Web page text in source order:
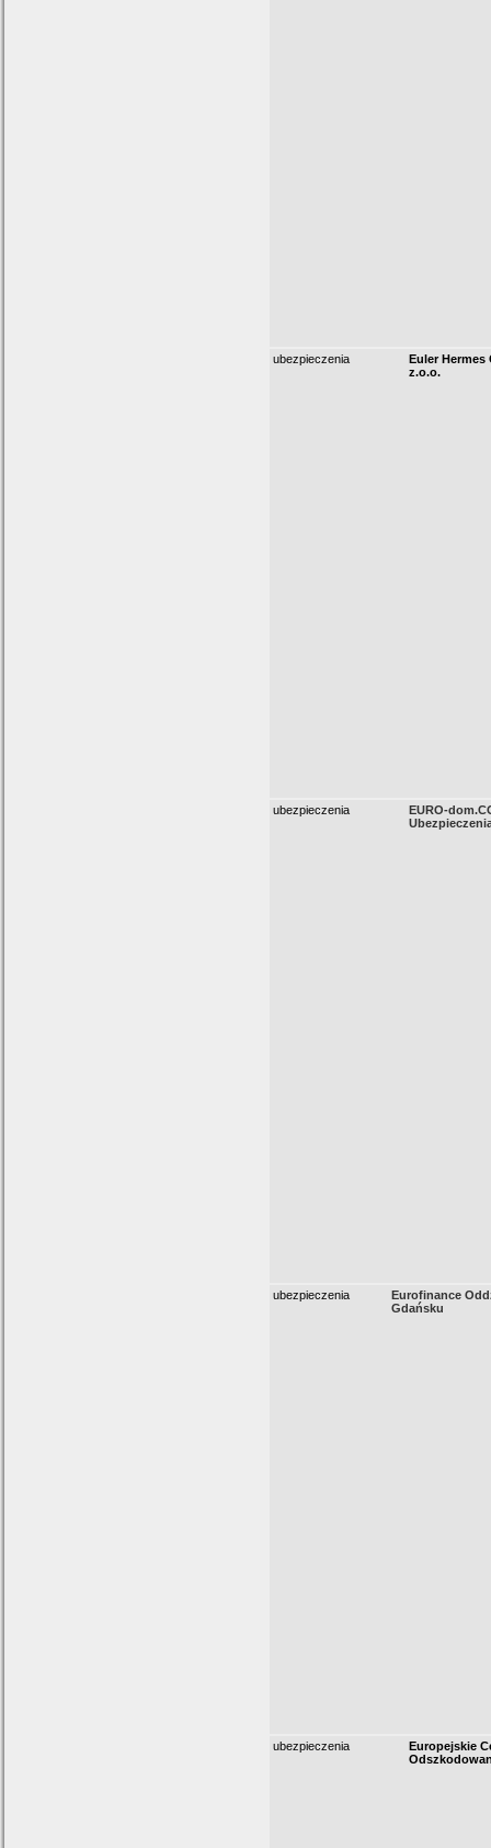
ubezpieczenia
Euler Hermes
z.o.o.
ubezpieczenia
EURO-
ubezpieczenia
Eurofinance
Gdańsku
ubezpieczenia
Europejskie